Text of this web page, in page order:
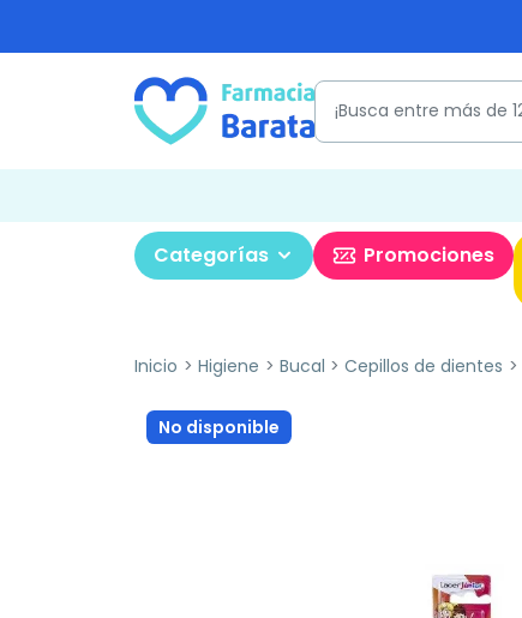
Categorías Promociones
Inicio Higiene Bucal Cepillos de dientes
No disponible